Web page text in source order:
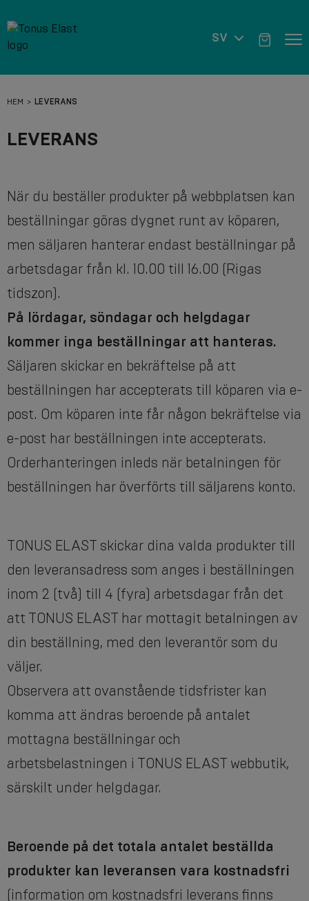
SV
HEM LEVERANS
LEVERANS
När du beställer produkter på webbplatsen kan
beställningar göras dygnet runt av köparen,
men säljaren hanterar endast beställningar på
arbetsdagar från kl. 10.00 till 16.00 (Rigas
tidszon).
På lördagar, söndagar och helgdagar
kommer inga beställningar att hanteras.
Säljaren skickar en bekräftelse på att
beställningen har accepterats till köparen via e-
post. Om köparen inte får någon bekräftelse via
e-post har beställningen inte accepterats.
Orderhanteringen inleds när betalningen för
beställningen har överförts till säljarens konto.
TONUS ELAST skickar dina valda produkter till
den leveransadress som anges i beställningen
inom 2 (två) till 4 (fyra) arbetsdagar från det
att TONUS ELAST har mottagit betalningen av
din beställning, med den leverantör som du
väljer.
Observera att ovanstående tidsfrister kan
komma att ändras beroende på antalet
mottagna beställningar och
arbetsbelastningen i TONUS ELAST webbutik,
särskilt under helgdagar.
Beroende på det totala antalet beställda
produkter kan leveransen vara kostnadsfri
(information om kostnadsfri leverans finns